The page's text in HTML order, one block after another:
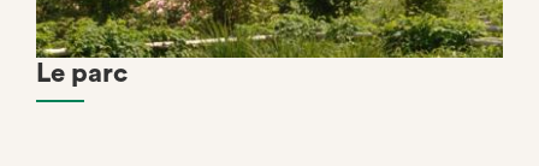
Le parc